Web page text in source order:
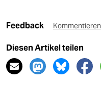
Feedback Kommentieren
Diesen Artikel teilen